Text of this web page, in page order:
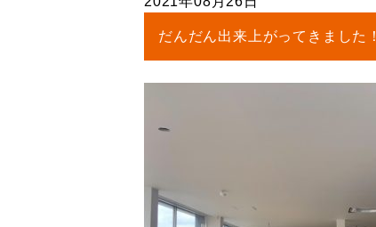
だんだん出来上がってきました！